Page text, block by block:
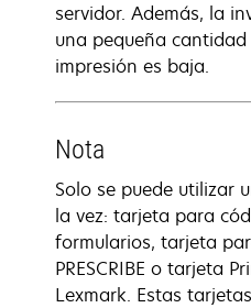
servidor. Además, la
una pequeña
impresión es baja.
Nota
Solo se puede utilizar
la vez: tarjeta para
formularios, tarjeta
PRESCRIBE o tarjeta
Lexmark. Estas